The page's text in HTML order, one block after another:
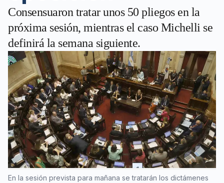
Consensuaron tratar unos 50 pliegos en la
próxima sesión, mientras el caso Michelli se
definirá la semana siguiente.
En la sesión prevista para mañana se tratarán los dictámenes